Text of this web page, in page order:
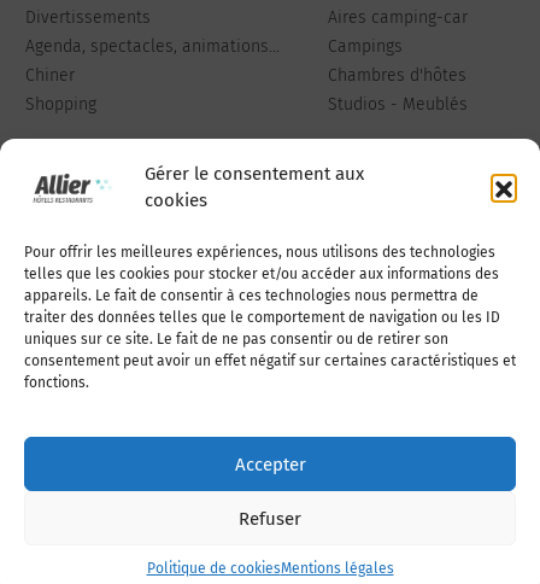
Gérer le consentement aux
cookies
Pour offrir les meilleures expériences, nous utilisons des technologies
telles que les cookies pour stocker et/ou accéder aux informations des
appareils. Le fait de consentir à ces technologies nous permettra de
traiter des données telles que le comportement de navigation ou les ID
uniques sur ce site. Le fait de ne pas consentir ou de retirer son
consentement peut avoir un effet négatif sur certaines caractéristiques et
fonctions.
Accepter
Refuser
Politique de cookiesMentions légales
Divertissements
Agenda, spectacles, animations...
Chiner
Shopping
Aires camping-car
Campings
Chambres d'hôtes
Studios - Meublés
Qui sommes-nous Publiez votre annonce
Adhérer à l’association Nous contacter
Politique de cookies (UE)